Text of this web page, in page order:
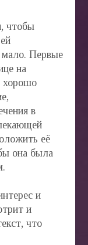
чтобы
мало. Первые
на
хорошо
в
её
она была
и
и
что